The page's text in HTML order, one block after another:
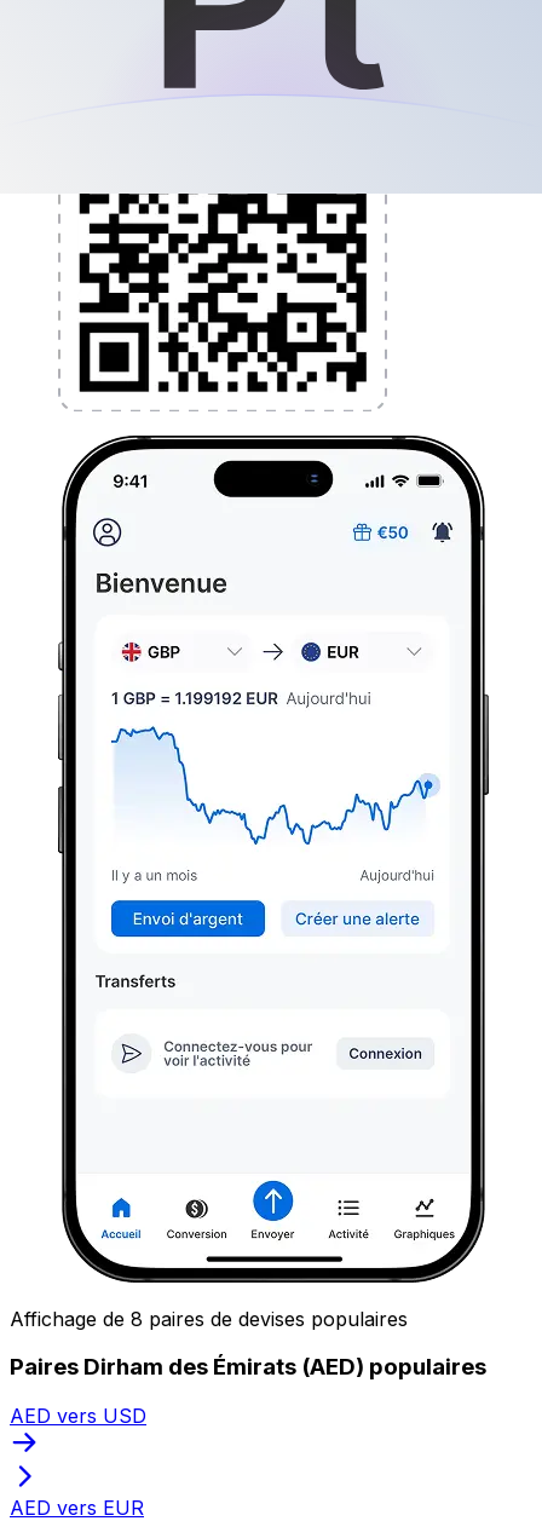
Affichage de 8 paires de devises populaires
Paires Dirham des Émirats (AED) populaires
AED vers USD
AED vers EUR